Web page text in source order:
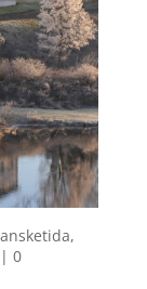
,
0